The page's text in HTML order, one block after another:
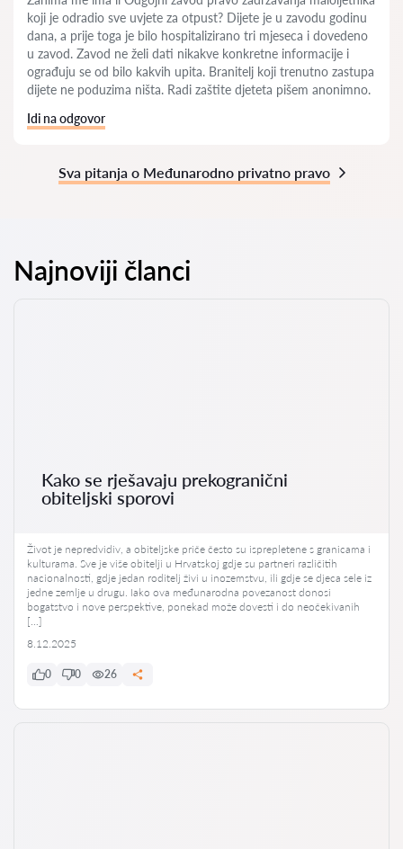
koji je odradio sve uvjete za otpust? Dijete je u zavodu godinu
dana, a prije toga je bilo hospitalizirano tri mjeseca i dovedeno
u zavod. Zavod ne želi dati nikakve konkretne informacije i
ograđuju se od bilo kakvih upita. Branitelj koji trenutno zastupa
dijete ne poduzima ništa. Radi zaštite djeteta pišem anonimno.
Idi na odgovor
Sva pitanja o Međunarodno privatno pravo
Najnoviji članci
Kako se rješavaju prekogranični
obiteljski sporovi
Život je nepredvidiv, a obiteljske priče često su isprepletene s granicama i
kulturama. Sve je više obitelji u Hrvatskoj gdje su partneri različitih
nacionalnosti, gdje jedan roditelj živi u inozemstvu, ili gdje se djeca sele iz
jedne zemlje u drugu. Iako ova međunarodna povezanost donosi
bogatstvo i nove perspektive, ponekad može dovesti i do neočekivanih
[…]
8.12.2025
0 0 26